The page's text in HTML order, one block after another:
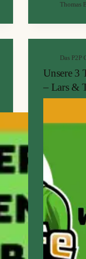
nicht an der
Thomas
Das P2P
Unsere 3
– Lars &